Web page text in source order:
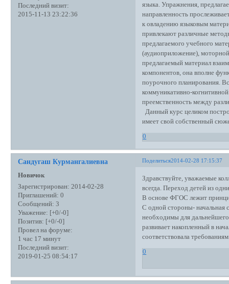
Последний визит:
2015-11-13 23:22:36
языка. Упражнения,
направленность
к овладению языковым
привлекают различные
предлагаемого учебного
(аудиоприложение),
предлагаемый материал
компонентов, она вполне
поурочного планирования.
коммуникативно-
преемственность между
Данный курс целиком
имеет свой собственный
0
Поделиться2014-02-28 17:15:37
Сандугаш Курмангалиевна
Новичок
Зарегистрирован: 2014-02-28
Приглашений: 0
Сообщений: 3
Уважение: [+0/-0]
Позитив: [+0/-0]
Провел на форуме:
1 час 17 минут
Последний визит:
2019-01-25 08:54:17
Здравствуйте, уважаемые
всегда. Переход детей из
В основе ФГОС лежит
С одной стороны- начальная
необходимы для
развивает накопленный в
соответствовала
0